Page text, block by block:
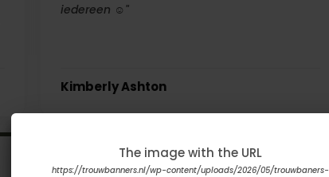
iedereen ☺️"
Kimberly Ashton
The image with the URL
https://trouwbanners.nl/wp-content/uploads/2020/05/origi.png
The image with the URL
https://trouwbanners.nl/wp-content/uploads/2026/05/trouwbaners-